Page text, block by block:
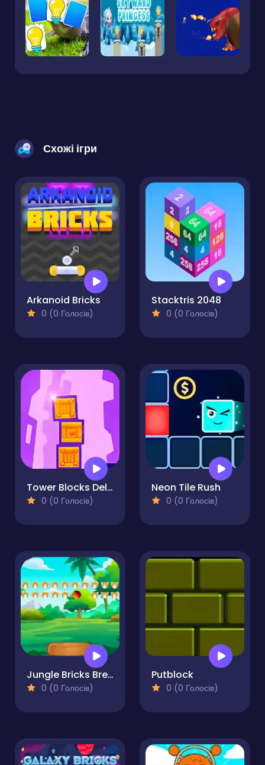
Схожі ігри
Arkanoid Bricks
0 (0 Голосів)
Stacktris 2048
0 (0 Голосів)
Tower Blocks Deluxe
0 (0 Голосів)
Neon Tile Rush
0 (0 Голосів)
Jungle Bricks Breaker
0 (0 Голосів)
Putblock
0 (0 Голосів)